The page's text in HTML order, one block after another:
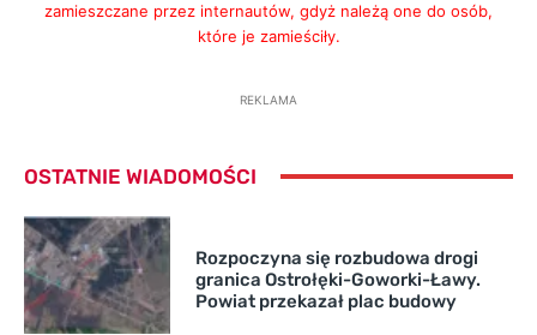
zamieszczane przez internautów, gdyż należą one do osób,
które je zamieściły.
REKLAMA
OSTATNIE WIADOMOŚCI
Rozpoczyna się rozbudowa drogi
granica Ostrołęki-Goworki-Ławy.
Powiat przekazał plac budowy